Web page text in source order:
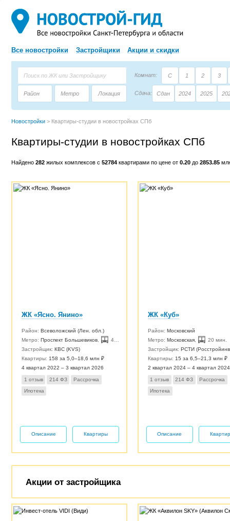
Все новостройки Застройщики Акции и скидки
Комнат: С 1 2 3
Район Метро Локация Сдача: Сдан 2024 2025
Новостройки > Квартиры-студии в новостройках СПб
Квартиры-студии в новостройках СПб
Найдено282 жилых комплексов с52784 квартирами по цене от0.20 до2853.85
ЖК «Ясно. Янино»
Район:Всеволожский (Лен. обл.)
Метро: Проспект Большевиков
40 мин.
Застройщик:КВС (KVS)
Квартиры: 158 за 5,0–18,6 млн ₽
4 квартал 2022 – 3 квартал 2026
1 отзыв 214 ФЗ
Рассрочка
Ипотека
Описание Квартиры
ЖК «Куб»
Район: Московский
Метро: Московская,
20 мин.
Застройщик: РСТИ
Квартиры: 15 за 6,5–21,3 млн ₽
2 квартал 2024 – 4 квартал 2024
1 отзыв 214 ФЗ
Рассрочка
Ипотека
Описание
Акции от застройщика